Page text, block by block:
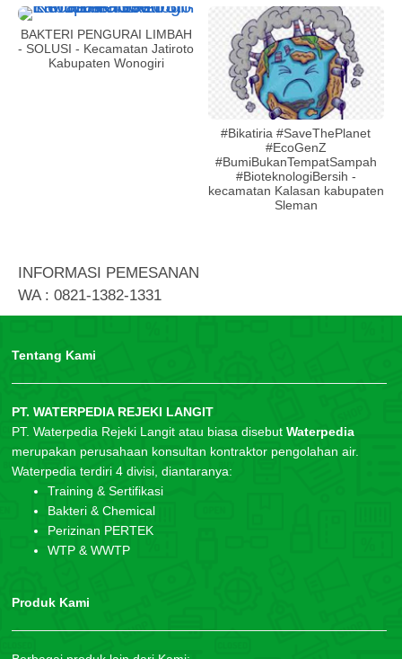
BAKTERI PENGURAI LIMBAH
- SOLUSI - Kecamatan Jatiroto
Kabupaten Wonogiri
#Bikatiria #SaveThePlanet
#EcoGenZ
#BumiBukanTempatSampah
#BioteknologiBersih -
kecamatan Kalasan kabupaten
Sleman
INFORMASI PEMESANAN
WA : 0821-1382-1331
Tentang Kami
PT. WATERPEDIA REJEKI LANGIT
PT. Waterpedia Rejeki Langit atau biasa disebut Waterpedia
merupakan perusahaan konsultan kontraktor pengolahan air.
Waterpedia terdiri 4 divisi, diantaranya:
Training & Sertifikasi
Bakteri & Chemical
Perizinan PERTEK
WTP & WWTP
Produk Kami